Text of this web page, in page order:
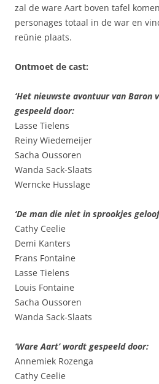
zal de ware Aart boven tafel
personages totaal in de war en
reünie plaats.
Ontmoet de cast:
‘Het nieuwste avontuur van Baron
gespeeld door:
Lasse Tielens
Reiny Wiedemeijer
Sacha Oussoren
Wanda Sack-Slaats
Werncke Husslage
‘De man die niet in sprookjes
Cathy Ceelie
Demi Kanters
Frans Fontaine
Lasse Tielens
Louis Fontaine
Sacha Oussoren
Wanda Sack-Slaats
‘Ware Aart’ wordt gespeeld door:
Annemiek Rozenga
Cathy Ceelie